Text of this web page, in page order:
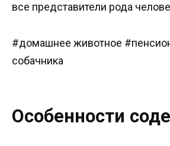
все представители рода
#домашнее животное
собачника
Особенности